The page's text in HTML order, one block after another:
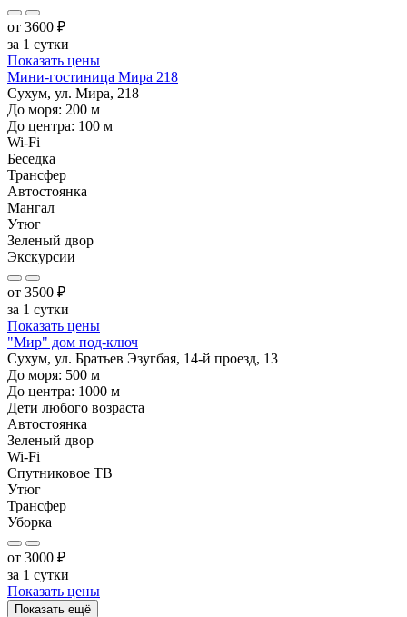
от 3600 ₽
за 1 сутки
Показать цены
Мини-гостиница Мира 218
Сухум, ул. Мира, 218
До моря: 200 м
До центра: 100 м
Wi-Fi
Беседка
Трансфер
Автостоянка
Мангал
Утюг
Зеленый двор
Экскурсии
от 3500 ₽
за 1 сутки
Показать цены
"Мир" дом под-ключ
Сухум, ул. Братьев Эзугбая, 14-й проезд, 13
До моря: 500 м
До центра: 1000 м
Дети любого возраста
Автостоянка
Зеленый двор
Wi-Fi
Спутниковое ТВ
Утюг
Трансфер
Уборка
от 3000 ₽
за 1 сутки
Показать цены
Показать ещё